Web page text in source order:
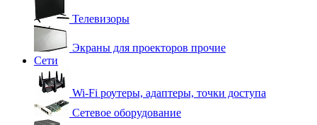
Телевизоры
Экраны для проекторов прочие
Сети
Wi-Fi роутеры, адаптеры, точки доступа
Сетевое оборудование